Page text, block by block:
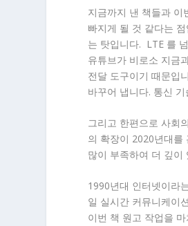
지금까지 낸 책들과 이
빠지게 될 것 같다는
는 탓입니다. LTE 를
유튜브가 비로소 지금
전달 도구이기 때문입
바꾸어 냅니다. 통신
그리고 한편으로 사회
의 확장이 2020년대를
많이 부족하여 더 깊이
1990년대 인터넷이라
일 실시간 커뮤니케이
이번 책 원고 작업을